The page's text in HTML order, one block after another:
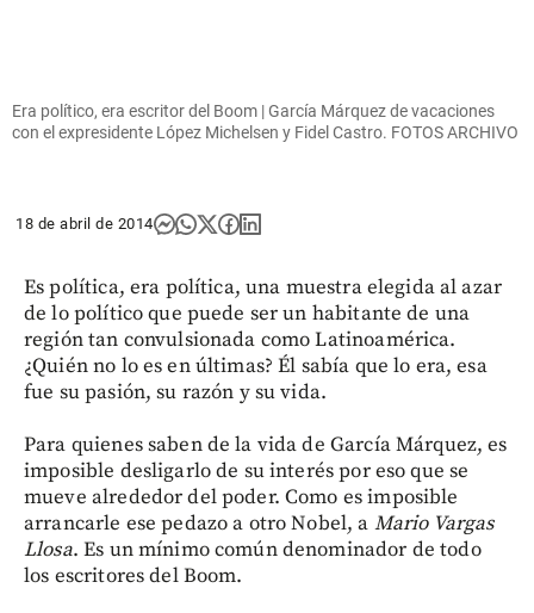
Era político, era escritor del Boom | García Márquez de vacaciones
con el expresidente López Michelsen y Fidel Castro. FOTOS ARCHIVO
18 de abril de 2014
Es política, era política, una muestra elegida al azar
de lo político que puede ser un habitante de una
región tan convulsionada como Latinoamérica.
¿Quién no lo es en últimas? Él sabía que lo era, esa
fue su pasión, su razón y su vida.
Para quienes saben de la vida de García Márquez, es
imposible desligarlo de su interés por eso que se
mueve alrededor del poder. Como es imposible
arrancarle ese pedazo a otro Nobel, a Mario Vargas
Llosa. Es un mínimo común denominador de todo
los escritores del Boom.